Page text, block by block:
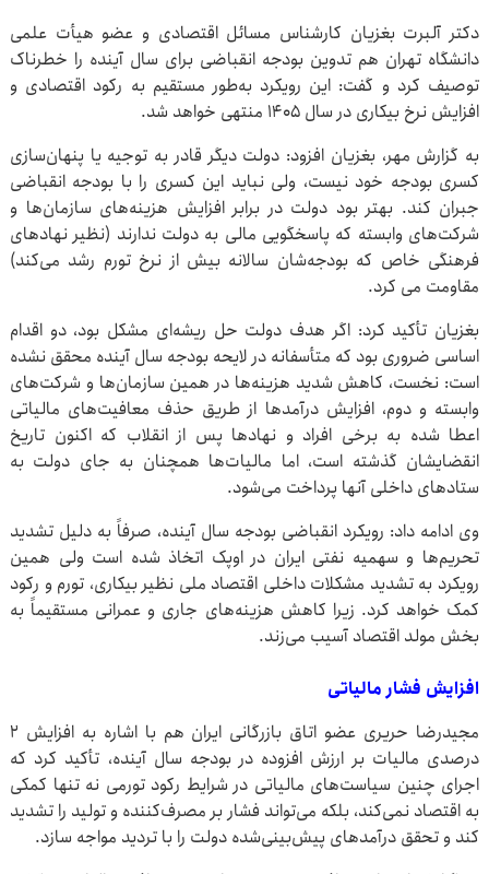
دکتر آلبرت بغزیان کارشناس مسائل اقتصادی و عضو هیأت علمی
دانشگاه تهران هم تدوین بودجه انقباضی برای سال آینده را خطرناک
توصیف کرد و گفت: این رویکرد به‌طور مستقیم به رکود اقتصادی و
افزایش نرخ بیکاری در سال ۱۴۰۵ منتهی خواهد شد.
به گزارش مهر، بغزیان افزود: دولت دیگر قادر به توجیه یا پنهان‌سازی
کسری بودجه خود نیست، ولی نباید این کسری را با بودجه انقباضی
جبران کند. بهتر بود دولت در برابر افزایش هزینه‌های سازمان‌ها و
شرکت‌های وابسته که پاسخگویی مالی به دولت ندارند (نظیر نهادهای
فرهنگی خاص که بودجه‌شان سالانه بیش از نرخ تورم رشد می‌کند)
مقاومت می کرد.
بغزیان تأکید کرد: اگر هدف دولت حل ریشه‌ای مشکل بود، دو اقدام
اساسی ضروری بود که متأسفانه در لایحه بودجه سال آینده محقق نشده
است: نخست، کاهش شدید هزینه‌ها در همین سازمان‌ها و شرکت‌های
وابسته و دوم، افزایش درآمدها از طریق حذف معافیت‌های مالیاتی
اعطا شده به برخی افراد و نهادها پس از انقلاب که اکنون تاریخ
انقضایشان گذشته است، اما مالیات‌ها همچنان به جای دولت به
ستادهای داخلی آنها پرداخت می‌شود.
وی ادامه داد: رویکرد انقباضی بودجه سال آینده، صرفاً به دلیل تشدید
تحریم‌ها و سهمیه نفتی ایران در اوپک اتخاذ شده است ولی همین
رویکرد به تشدید مشکلات داخلی اقتصاد ملی نظیر بیکاری، تورم و رکود
کمک خواهد کرد. زیرا کاهش هزینه‌های جاری و عمرانی مستقیماً به
بخش مولد اقتصاد آسیب می‌زند.
افزایش فشار مالیاتی
مجیدرضا حریری عضو اتاق بازرگانی ایران هم با اشاره به افزایش ۲
درصدی مالیات بر ارزش افزوده در بودجه سال آینده، تأکید کرد که
اجرای چنین سیاست‌های مالیاتی در شرایط رکود تورمی نه تنها کمکی
به اقتصاد نمی‌کند، بلکه می‌تواند فشار بر مصرف‌کننده و تولید را تشدید
کند و تحقق درآمدهای پیش‌بینی‌شده دولت را با تردید مواجه سازد.